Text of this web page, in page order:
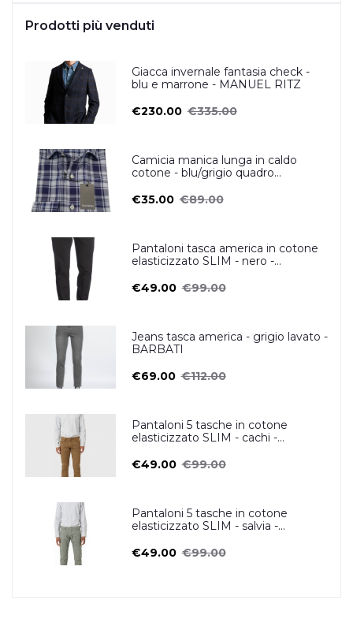
Prodotti più venduti
Giacca invernale fantasia check -
blu e marrone - MANUEL RITZ
€230.00 €335.00
Camicia manica lunga in caldo
cotone - blu/grigio quadro
€35.00 €89.00
Pantaloni tasca america in cotone
elasticizzato SLIM - nero -
€49.00 €99.00
Jeans tasca america - grigio lavato -
BARBATI
€69.00 €112.00
Pantaloni 5 tasche in cotone
elasticizzato SLIM - cachi -
€49.00 €99.00
Pantaloni 5 tasche in cotone
elasticizzato SLIM - salvia -
€49.00 €99.00